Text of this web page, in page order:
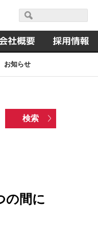
お知らせ
の間に